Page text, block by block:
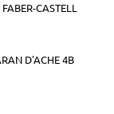
CASTELL
D'ACHE 4B